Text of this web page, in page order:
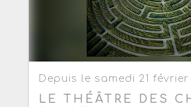
Depuis le samedi 21 février
LE THÉÂTRE DES